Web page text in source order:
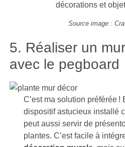
décorations et
Source image :
5. Réaliser un
avec le pegboard
C’est ma solution préférée !
dispositif astucieux installé
peut aussi servir de
plantes. C’est facile à